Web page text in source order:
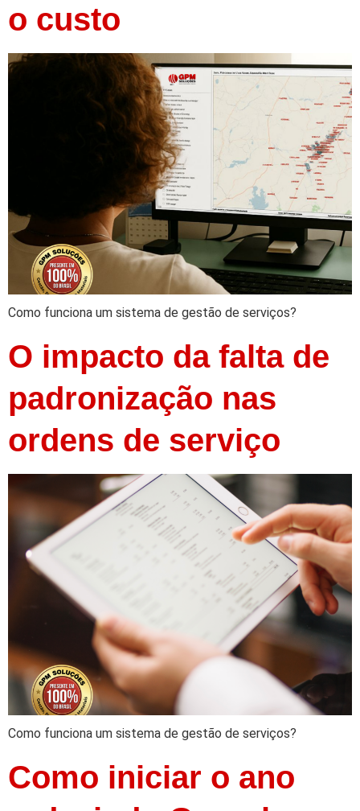
o custo
Como funciona um sistema de gestão de serviços?
O impacto da falta de
padronização nas
ordens de serviço
Como funciona um sistema de gestão de serviços?
Como iniciar o ano